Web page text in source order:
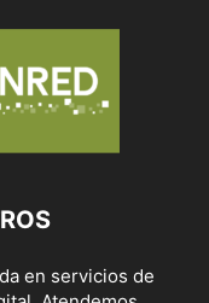
en servicios de